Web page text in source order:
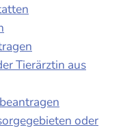
Tierärztin aus
oder